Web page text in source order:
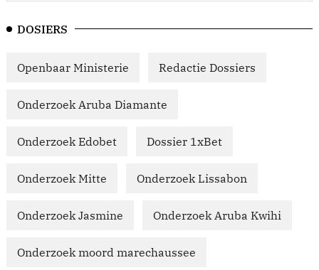
DOSIERS
Openbaar Ministerie Redactie Dossiers
Onderzoek Aruba Diamante
Onderzoek Edobet Dossier 1xBet
Onderzoek Mitte Onderzoek Lissabon
Onderzoek Jasmine Onderzoek Aruba Kwihi
Onderzoek moord marechaussee